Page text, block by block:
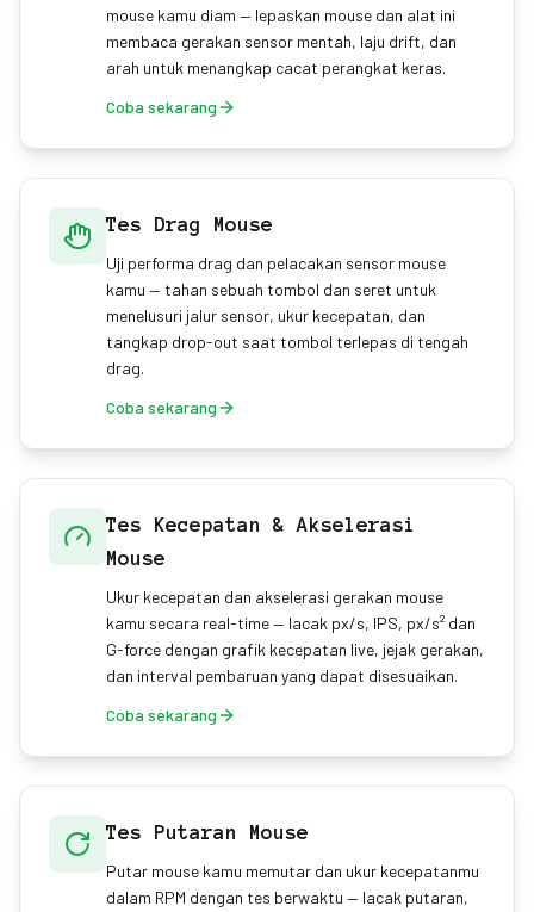
mouse kamu diam — lepaskan mouse dan alat ini
membaca gerakan sensor mentah, laju drift, dan
arah untuk menangkap cacat perangkat keras.
Coba sekarang
Tes Drag Mouse
Uji performa drag dan pelacakan sensor mouse
kamu — tahan sebuah tombol dan seret untuk
menelusuri jalur sensor, ukur kecepatan, dan
tangkap drop-out saat tombol terlepas di tengah
drag.
Coba sekarang
Tes Kecepatan & Akselerasi
Mouse
Ukur kecepatan dan akselerasi gerakan mouse
kamu secara real-time — lacak px/s, IPS, px/s² dan
G-force dengan grafik kecepatan live, jejak gerakan,
dan interval pembaruan yang dapat disesuaikan.
Coba sekarang
Tes Putaran Mouse
Putar mouse kamu memutar dan ukur kecepatanmu
dalam RPM dengan tes berwaktu — lacak putaran,